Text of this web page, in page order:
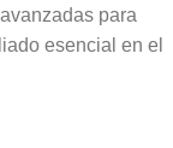
para
esencial en el